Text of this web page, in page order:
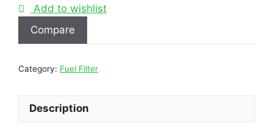
Add to wishlist
Compare
Category: Fuel Filter
Description